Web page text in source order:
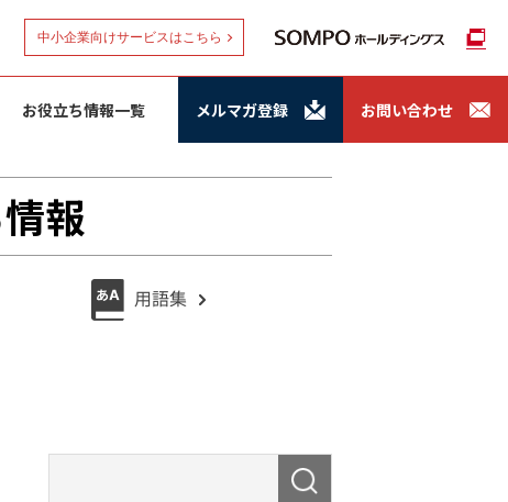
中小企業向けサービスはこちら
お役立ち情報一覧 メルマガ登録 お問い合わせ
報